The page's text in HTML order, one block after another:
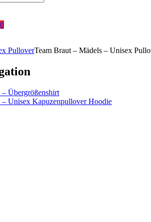
0
PulloverTeam Braut – Mädels – Unisex
Übergrößenshirt
– Unisex Kapuzenpullover Hoodie